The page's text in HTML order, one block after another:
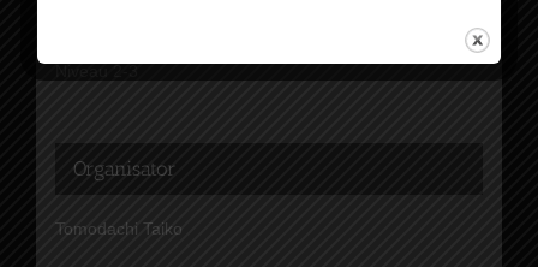
Organisator
Tomodachi Taiko